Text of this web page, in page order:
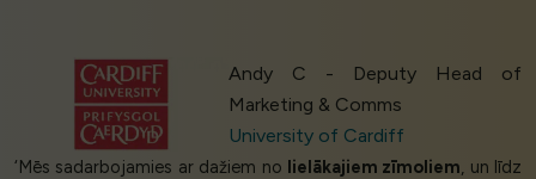
Andy C - Deputy Head of
Marketing & Comms
University of Cardiff
‘Mēs sadarbojamies ar dažiem no lielākajiem zīmoliem, un līdz